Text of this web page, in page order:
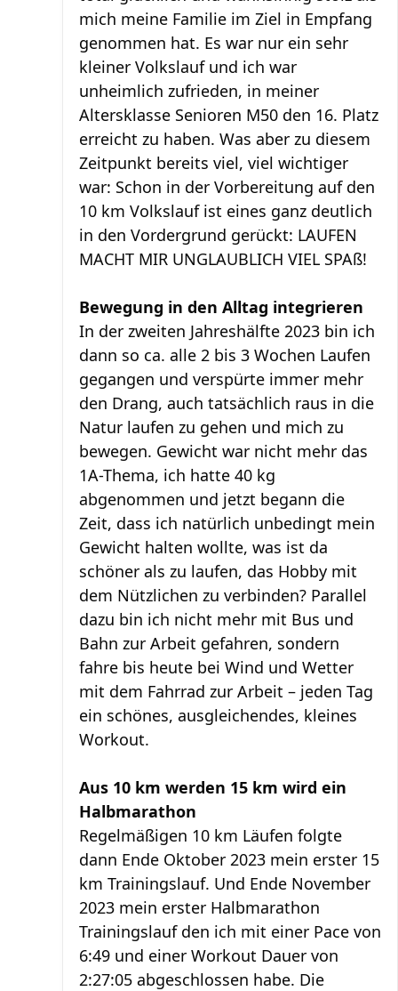
mich meine Familie im Ziel in Empfang
genommen hat. Es war nur ein sehr
kleiner Volkslauf und ich war
unheimlich zufrieden, in meiner
Altersklasse Senioren M50 den 16. Platz
erreicht zu haben. Was aber zu diesem
Zeitpunkt bereits viel, viel wichtiger
war: Schon in der Vorbereitung auf den
10 km Volkslauf ist eines ganz deutlich
in den Vordergrund gerückt: LAUFEN
MACHT MIR UNGLAUBLICH VIEL SPAß!
Bewegung in den Alltag integrieren
In der zweiten Jahreshälfte 2023 bin ich
dann so ca. alle 2 bis 3 Wochen Laufen
gegangen und verspürte immer mehr
den Drang, auch tatsächlich raus in die
Natur laufen zu gehen und mich zu
bewegen. Gewicht war nicht mehr das
1A-Thema, ich hatte 40 kg
abgenommen und jetzt begann die
Zeit, dass ich natürlich unbedingt mein
Gewicht halten wollte, was ist da
schöner als zu laufen, das Hobby mit
dem Nützlichen zu verbinden? Parallel
dazu bin ich nicht mehr mit Bus und
Bahn zur Arbeit gefahren, sondern
fahre bis heute bei Wind und Wetter
mit dem Fahrrad zur Arbeit – jeden Tag
ein schönes, ausgleichendes, kleines
Workout.
Aus 10 km werden 15 km wird ein
Halbmarathon
Regelmäßigen 10 km Läufen folgte
dann Ende Oktober 2023 mein erster 15
km Trainingslauf. Und Ende November
2023 mein erster Halbmarathon
Trainingslauf den ich mit einer Pace von
6:49 und einer Workout Dauer von
2:27:05 abgeschlossen habe. Die